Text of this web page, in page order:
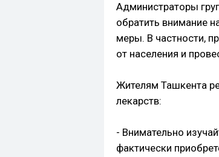
Администраторы
обратить внимание
меры. В частности,
от населения и
Жителям Ташкента
лекарств:
- Внимательно
фактически